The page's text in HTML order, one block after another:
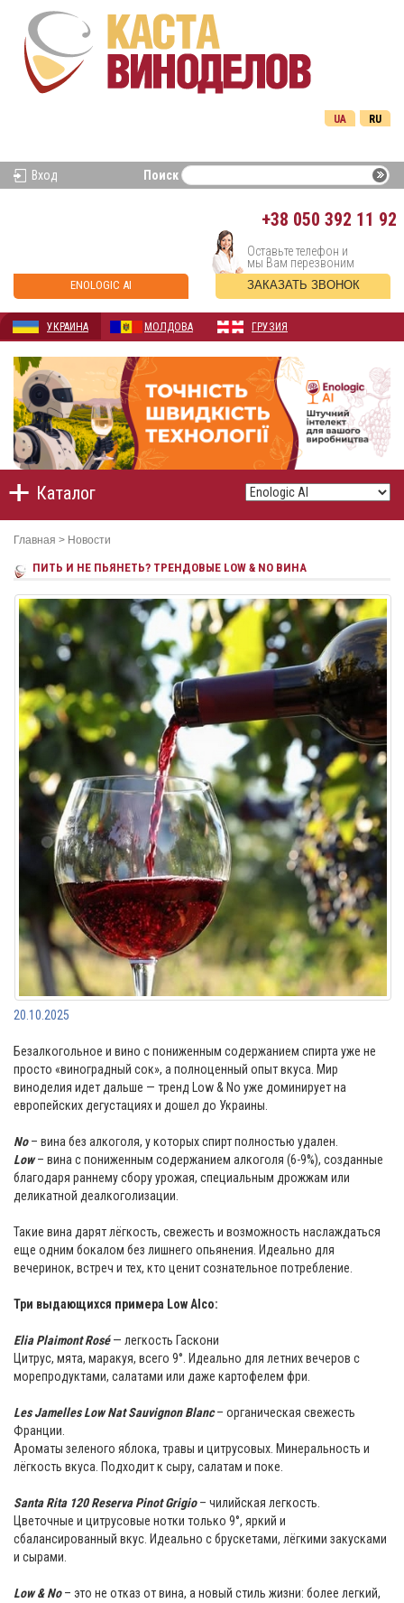
RU
UA
Вход Поиск
+38 050 392 11 92
ENOLOGIC AI
Оставьте телефон и
мы Вам перезвоним
ЗАКАЗАТЬ ЗВОНОК
УКРАИНА МОЛДОВА ГРУЗИЯ
Каталог
Главная > Новости
ПИТЬ И НЕ ПЬЯНЕТЬ? ТРЕНДОВЫЕ LOW & NO ВИНА
20.10.2025
Безалкогольное и вино с пониженным содержанием спирта уже не
просто «виноградный сок», а полноценный опыт вкуса. Мир
виноделия идет дальше — тренд Low & No уже доминирует на
европейских дегустациях и дошел до Украины.
No– вина без алкоголя, у которых спирт полностью удален.
Low– вина с пониженным содержанием алкоголя (6-9%), созданные
благодаря раннему сбору урожая, специальным дрожжам или
деликатной деалкоголизации.
Такие вина дарят лёгкость, свежесть и возможность наслаждаться
еще одним бокалом без лишнего опьянения. Идеально для
вечеринок, встреч и тех, кто ценит сознательное потребление.
Три выдающихся примера Low Alco:
Elia Plaimont Rosé— легкость Гаскони
Цитрус, мята, маракуя, всего 9°. Идеально для летних вечеров с
морепродуктами, салатами или даже картофелем фри.
Les Jamelles Low Nat Sauvignon Blanc– органическая свежесть
Франции.
Ароматы зеленого яблока, травы и цитрусовых. Минеральность и
лёгкость вкуса. Подходит к сыру, салатам и поке.
Santa Rita 120 Reserva Pinot Grigio– чилийская легкость.
Цветочные и цитрусовые нотки только 9°, яркий и
сбалансированный вкус. Идеально с брускетами, лёгкими закусками
и сырами.
Low & No– это не отказ от вина, а новый стиль жизни: более легкий,